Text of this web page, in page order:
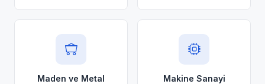
Maden ve Metal Makine Sanayi